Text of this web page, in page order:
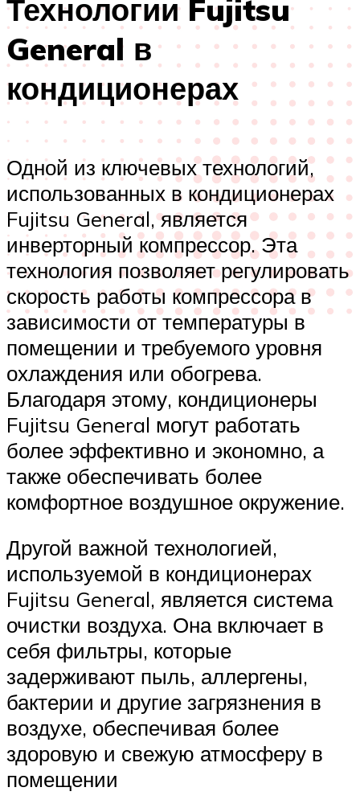
Технологии Fujitsu
General в
кондиционерах
Одной из ключевых технологий,
использованных в кондиционерах
Fujitsu General, является
инверторный компрессор. Эта
технология позволяет регулировать
скорость работы компрессора в
зависимости от температуры в
помещении и требуемого уровня
охлаждения или обогрева.
Благодаря этому, кондиционеры
Fujitsu General могут работать
более эффективно и экономно, а
также обеспечивать более
комфортное воздушное окружение.
Другой важной технологией,
используемой в кондиционерах
Fujitsu General, является система
очистки воздуха. Она включает в
себя фильтры, которые
задерживают пыль, аллергены,
бактерии и другие загрязнения в
воздухе, обеспечивая более
здоровую и свежую атмосферу в
помещении